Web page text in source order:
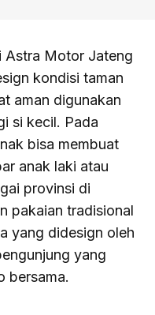
Astra Motor Jateng
kondisi taman
aman digunakan
si kecil. Pada
bisa membuat
anak laki atau
provinsi di
pakaian tradisional
yang didesign oleh
yang
bersama.